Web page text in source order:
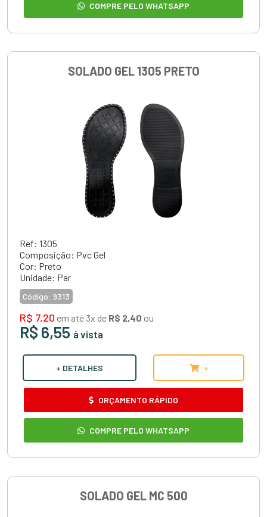
COMPRE PELO WHATSAPP
SOLADO GEL 1305 PRETO
Ref: 1305
Composição: Pvc Gel
Cor: Preto
Unidade: Par
Código: 9313
R$ 7,20 em até 3x de R$ 2,40 ou
R$ 6,55 à vista
+ DETALHES +
ORÇAMENTO RÁPIDO
COMPRE PELO WHATSAPP
SOLADO GEL MC 500